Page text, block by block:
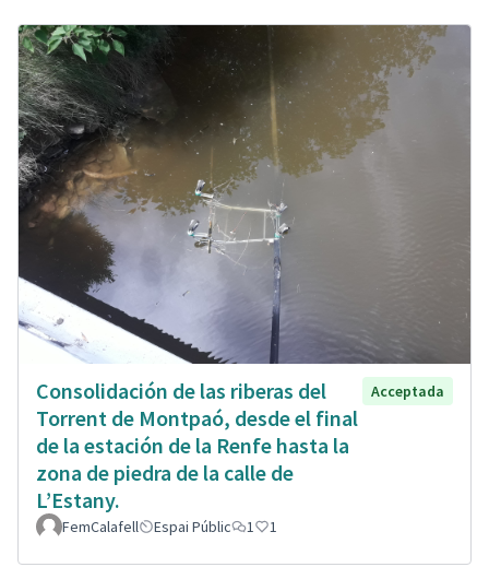
Consolidación de las riberas del
Torrent de Montpaó, desde el final
de la estación de la Renfe hasta la
zona de piedra de la calle de
L’Estany.
Acceptada
FemCalafell Espai Públic 1 1